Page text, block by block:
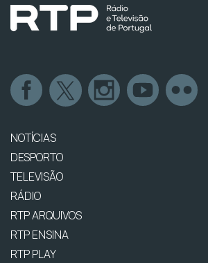
NOTÍCIAS
DESPORTO
TELEVISÃO
RÁDIO
RTP ARQUIVOS
RTP ENSINA
RTP PLAY